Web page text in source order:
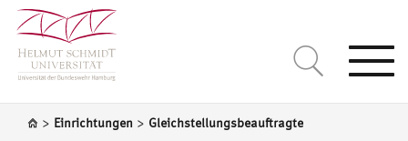
> Einrichtungen > Gleichstellungsbeauftragte